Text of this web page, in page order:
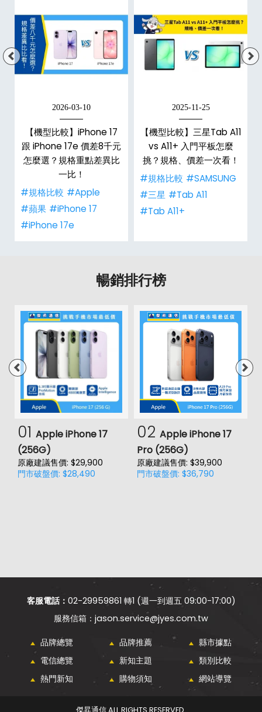
2026-03-10
【機型比較】iPhone 17
跟 iPhone 17e 價差8千元
怎麼選？規格重點差異比
一比！
#規格比較 #Apple
#蘋果 #iPhone 17
#iPhone 17e
2025-11-25
【機型比較】三星Tab A11
vs A11+ 入門平板怎麼
挑？規格、價差一次看！
#規格比較 #SAMSUNG
#三星 #Tab A11
#Tab A11+
暢銷排行榜
01 Apple iPhone 17
(256G)
原廠建議售價: $29,900
門市破盤價: $28,490
02 Apple iPhone 17
Pro (256G)
原廠建議售價: $39,900
門市破盤價: $36,790
客服電話： 02-29959861 轉1 (週一到週五 09:00-17:00)
jason.service@jyes.com.tw
品牌總覽 品牌推薦
縣市據點
電信總覽
新知主題
類別比較
熱門新知
購物須知 網站導覽